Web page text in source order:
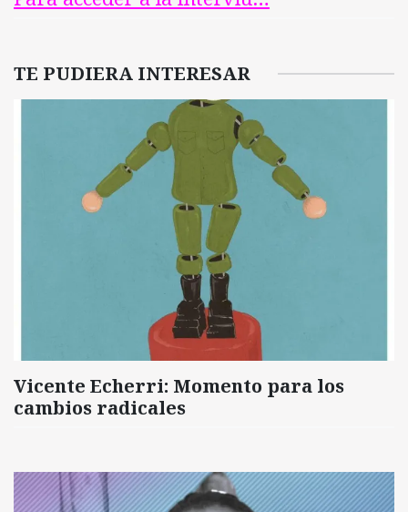
TE PUDIERA INTERESAR
Vicente Echerri: Momento para los
cambios radicales